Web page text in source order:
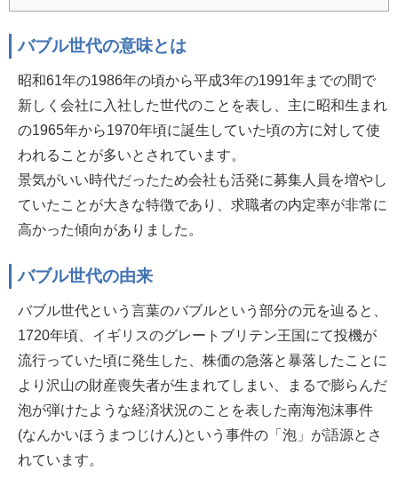
バブル世代の意味とは
昭和61年の1986年の頃から平成3年の1991年までの間で
新しく会社に入社した世代のことを表し、主に昭和生まれ
の1965年から1970年頃に誕生していた頃の方に対して使
われることが多いとされています。
景気がいい時代だったため会社も活発に募集人員を増やし
ていたことが大きな特徴であり、求職者の内定率が非常に
高かった傾向がありました。
バブル世代の由来
バブル世代という言葉のバブルという部分の元を辿ると、
1720年頃、イギリスのグレートブリテン王国にて投機が
流行っていた頃に発生した、株価の急落と暴落したことに
より沢山の財産喪失者が生まれてしまい、まるで膨らんだ
泡が弾けたような経済状況のことを表した南海泡沫事件
(なんかいほうまつじけん)という事件の「泡」が語源とさ
れています。